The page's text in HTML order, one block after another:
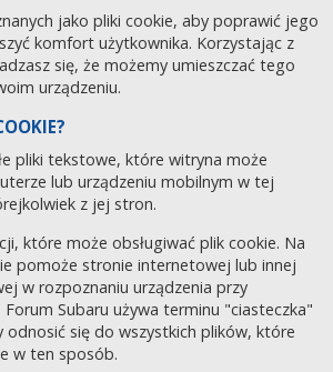
jako pliki cookie, aby poprawić jego
komfort użytkownika. Korzystając z
się, że możemy umieszczać tego
urządzeniu.
pliki tekstowe, które witryna może
lub urządzeniu mobilnym w tej
z jej stron.
które może obsługiwać plik cookie. Na
pomoże stronie internetowej lub innej
w rozpoznaniu urządzenia przy
Subaru używa terminu "ciasteczka"
się do wszystkich plików, które
w ten sposób.